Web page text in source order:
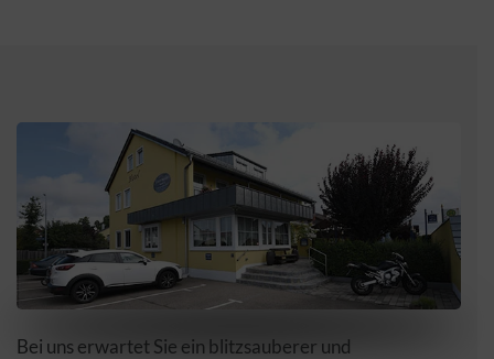
Bei uns erwartet Sie ein blitzsauberer und